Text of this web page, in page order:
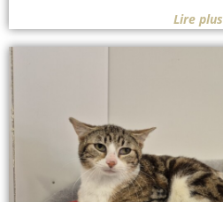
Lire plus